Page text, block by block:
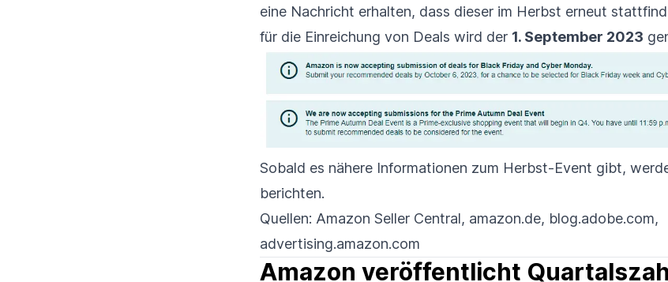
eine Nachricht erhalten, dass dieser im Herbst erneut
für die Einreichung von Deals wird der 1. September 2023
Sobald es nähere Informationen zum Herbst-Event gibt,
berichten.
Quellen: Amazon Seller Central, amazon.de, blog.adobe.com,
advertising.amazon.com
Amazon veröffentlicht